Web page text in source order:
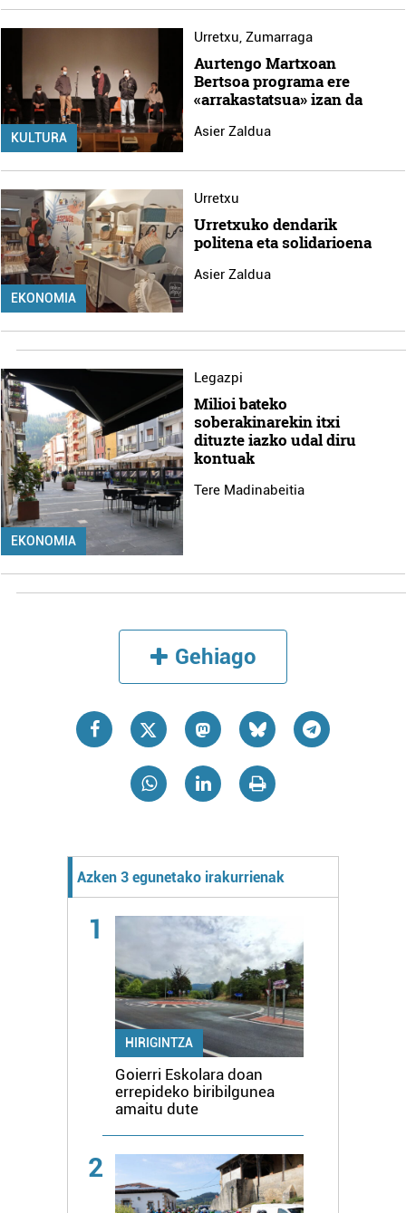
KULTURA
Urretxu, Zumarraga
Aurtengo Martxoan
Bertsoa programa ere
«arrakastatsua» izan da
Asier Zaldua
EKONOMIA
Urretxu
Urretxuko dendarik
politena eta solidarioena
Asier Zaldua
EKONOMIA
Legazpi
Milioi bateko
soberakinarekin itxi
dituzte iazko udal diru
kontuak
Tere Madinabeitia
Gehiago
Azken 3 egunetako irakurrienak
1
HIRIGINTZA
Goierri Eskolara doan
errepideko biribilgunea
amaitu dute
2